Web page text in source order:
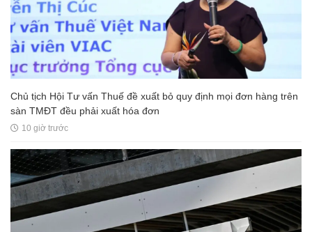
Chủ tịch Hội Tư vấn Thuế đề xuất bỏ quy định mọi đơn hàng trên
sàn TMĐT đều phải xuất hóa đơn
10 giờ trước